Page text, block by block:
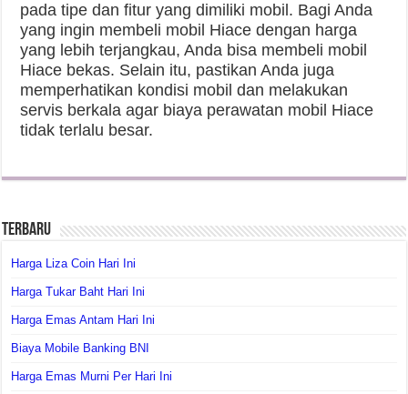
pada tipe dan fitur yang dimiliki mobil. Bagi Anda
yang ingin membeli mobil Hiace dengan harga
yang lebih terjangkau, Anda bisa membeli mobil
Hiace bekas. Selain itu, pastikan Anda juga
memperhatikan kondisi mobil dan melakukan
servis berkala agar biaya perawatan mobil Hiace
tidak terlalu besar.
Terbaru
Harga Liza Coin Hari Ini
Harga Tukar Baht Hari Ini
Harga Emas Antam Hari Ini
Biaya Mobile Banking BNI
Harga Emas Murni Per Hari Ini